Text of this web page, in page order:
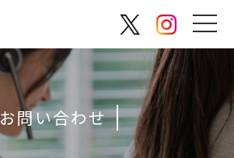
お問い合わせ